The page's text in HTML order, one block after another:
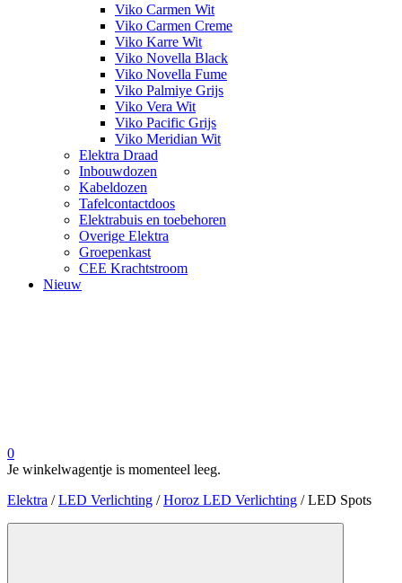
Viko Carmen Wit
Viko Carmen Creme
Viko Karre Wit
Viko Novella Black
Viko Novella Fume
Viko Palmiye Grijs
Viko Vera Wit
Viko Pacific Grijs
Viko Meridian Wit
Elektra Draad
Inbouwdozen
Kabeldozen
Tafelcontactdoos
Elektrabuis en toebehoren
Overige Elektra
Groepenkast
CEE Krachtstroom
Nieuw
0
Je winkelwagentje is momenteel leeg.
Elektra /LED Verlichting /Horoz LED Verlichting / LED Spots